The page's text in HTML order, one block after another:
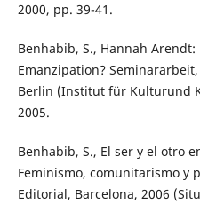
2000, pp. 39-41.
Benhabib, S., Hannah
Emanzipation?
Berlin (Institut für Kulturund
2005.
Benhabib, S., El ser y el otro
Feminismo, comunitarismo y
Editorial, Barcelona, 2006